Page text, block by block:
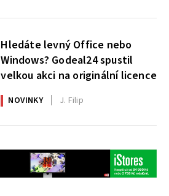
Hledáte levný Office nebo
Windows? Godeal24 spustil
velkou akci na originální licence
NOVINKY J. Filip